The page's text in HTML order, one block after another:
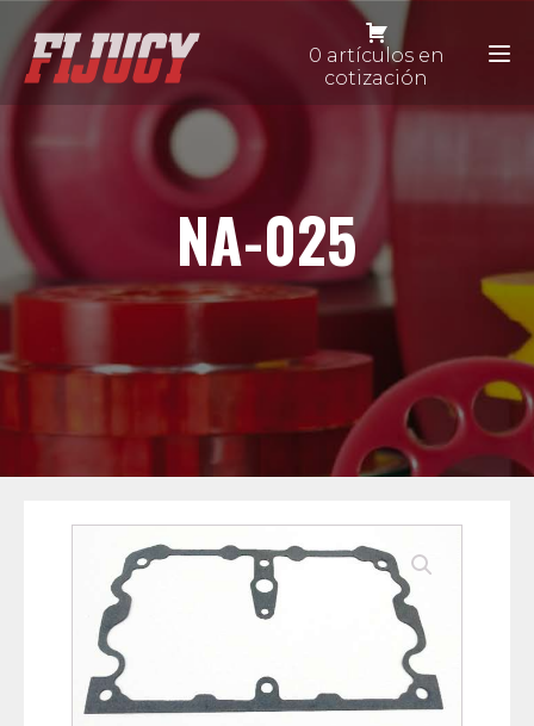
0 artículos en
cotización
NA-025